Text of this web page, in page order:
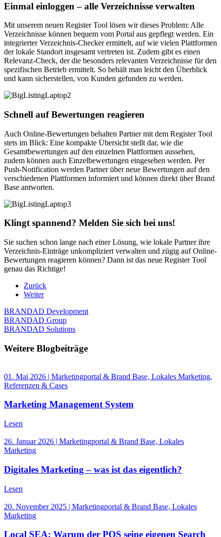
Einmal einloggen – alle Verzeichnisse verwalten
Mit unserem neuen Register Tool lösen wir dieses Problem: Alle
Verzeichnisse können bequem vom Portal aus gepflegt werden. Ein
integrierter Verzeichnis-Checker ermittelt, auf wie vielen Plattformen
der lokale Standort insgesamt vertreten ist. Zudem gibt es einen
Relevanz-Check, der die besonders relevanten Verzeichnisse für den
spezifischen Betrieb ermittelt. So behält man leicht den Überblick
und kann sicherstellen, von Kunden gefunden zu werden.
Schnell auf Bewertungen reagieren
Auch Online-Bewertungen behalten Partner mit dem Register Tool
stets im Blick: Eine kompakte Übersicht stellt dar, wie die
Gesamtbewertungen auf den einzelnen Plattformen aussehen,
zudem können auch Einzelbewertungen eingesehen werden. Per
Push-Notification werden Partner über neue Bewertungen auf den
verschiedenen Plattformen informiert und können direkt über Brand
Base antworten.
Klingt spannend? Melden Sie sich bei uns!
Sie suchen schon lange nach einer Lösung, wie lokale Partner ihre
Verzeichnis-Einträge unkompliziert verwalten und zügig auf Online-
Bewertungen reagieren können? Dann ist das neue Register Tool
genau das Richtige!
Zurück
Weiter
BRANDAD Development
BRANDAD Group
BRANDAD Solutions
Weitere Blogbeiträge
01. Mai 2026 | Marketingportal & Brand Base, Lokales Marketing,
Referenzen & Cases
Marketing Management System
Lesen
26. Januar 2026 | Marketingportal & Brand Base, Lokales
Marketing
Digitales Marketing – was ist das eigentlich?
Lesen
20. November 2025 | Marketingportal & Brand Base, Lokales
Marketing
Local SEA: Warum der POS seine eigenen Search